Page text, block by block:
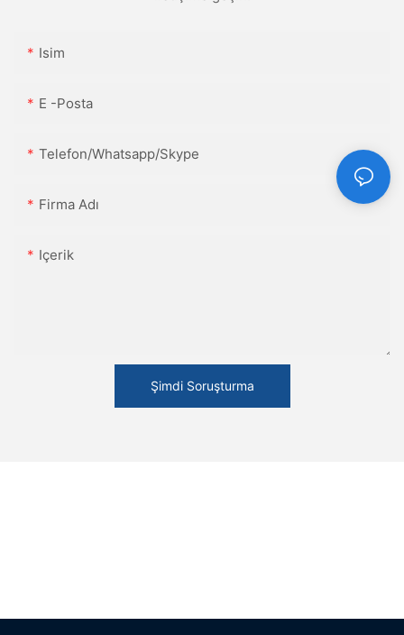
Isim
E -posta
Telefon/Whatsapp/Skype
Firma Adı
Içerik
Şimdi Soruşturma